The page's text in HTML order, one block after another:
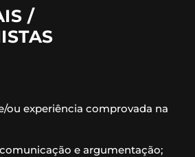
/
ou experiência comprovada na
e argumentação;